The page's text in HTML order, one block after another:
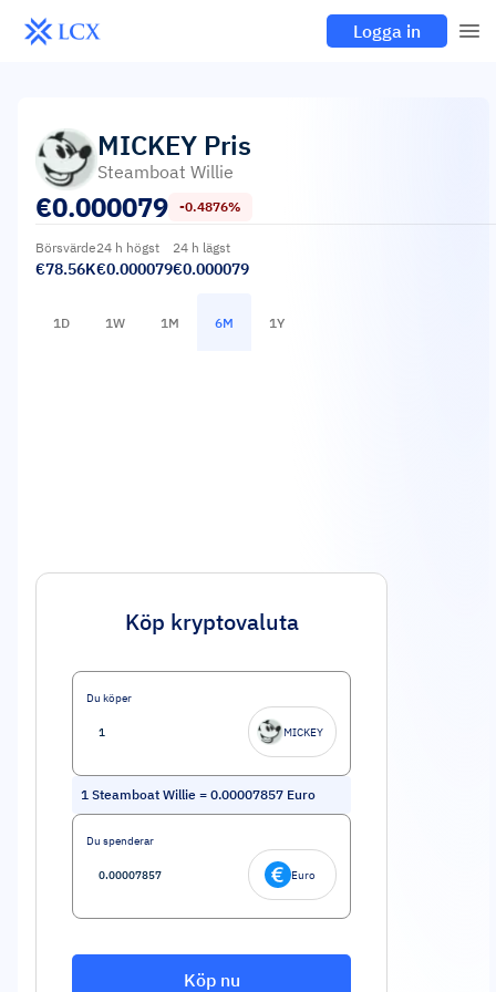
Logga in
MICKEY Pris
Steamboat Willie
€0.000079 -0.4876%
Börsvärde
€78.56K
24 h högst
€0.000079
24 h lägst
€0.000079
1D 1W 1M 6M 1Y
Köp kryptovaluta
Du köper
MICKEY
1 Steamboat Willie = 0.00007857 Euro
Du spenderar
Euro
Köp nu